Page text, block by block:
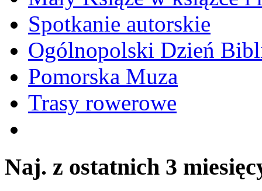
Spotkanie autorskie
Ogólnopolski Dzień
Pomorska Muza
Trasy rowerowe
Naj. z ostatnich 3